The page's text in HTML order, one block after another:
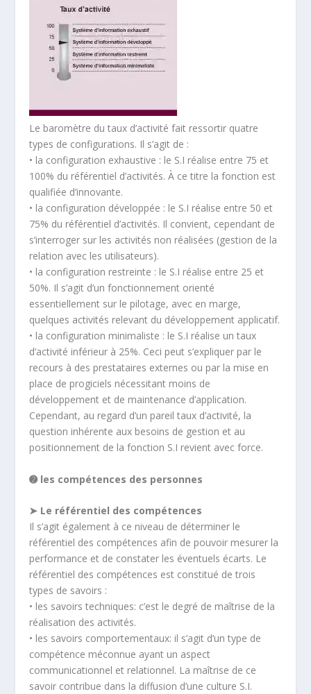
Le baromètre du taux d’activité fait ressortir quatre
types de configurations. Il s’agit de :
• la configuration exhaustive : le S.I réalise entre 75 et
100% du référentiel d’activités. À ce titre la fonction est
qualifiée d’innovante.
• la configuration développée : le S.I réalise entre 50 et
75% du référentiel d’activités. Il convient, cependant de
s’interroger sur les activités non réalisées (gestion de la
relation avec les utilisateurs).
• la configuration restreinte : le S.I réalise entre 25 et
50%. Il s’agit d’un fonctionnement orienté
essentiellement sur le pilotage, avec en marge,
quelques activités relevant du développement applicatif.
• la configuration minimaliste : le S.I réalise un taux
d’activité inférieur à 25%. Ceci peut s’expliquer par le
recours à des prestataires externes ou par la mise en
place de progiciels nécessitant moins de
développement et de maintenance d’application.
Cependant, au regard d’un pareil taux d’activité, la
question inhérente aux besoins de gestion et au
positionnement de la fonction S.I revient avec force.
➋ les compétences des personnes
➤ Le référentiel des compétences
Il s’agit également à ce niveau de déterminer le
référentiel des compétences afin de pouvoir mesurer la
performance et de constater les éventuels écarts. Le
référentiel des compétences est constitué de trois
types de savoirs :
• les savoirs techniques: c’est le degré de maîtrise de la
réalisation des activités.
• les savoirs comportementaux: il s’agit d’un type de
compétence méconnue ayant un aspect
communicationnel et relationnel. La maîtrise de ce
savoir contribue dans la diffusion d’une culture S.I.